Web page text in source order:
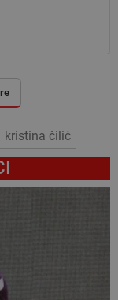
kristina čilić